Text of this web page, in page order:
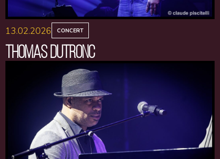
13.02.2026 CONCERT
THOMAS DUTRONC